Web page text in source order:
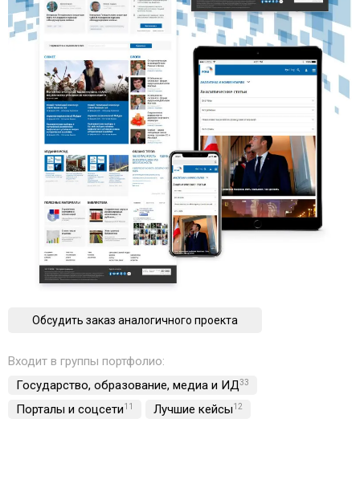
Обсудить заказ аналогичного проекта
Входит в группы портфолио:
Государство, образование, медиа и ИД33
Порталы и соцсети11 Лучшие кейсы12